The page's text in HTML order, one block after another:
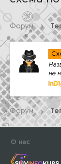
Форум
не
Форум
О нас